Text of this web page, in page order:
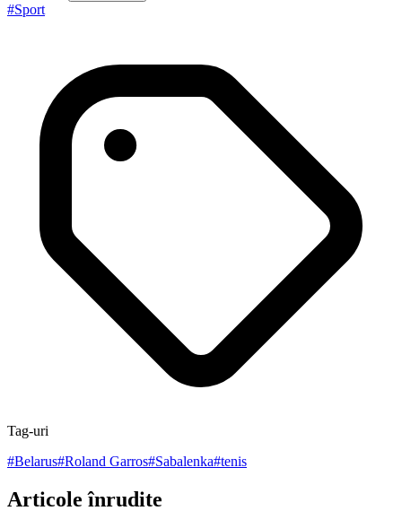
#Sport
Tag-uri
#Belarus#Roland Garros#Sabalenka#tenis
Articole înrudite